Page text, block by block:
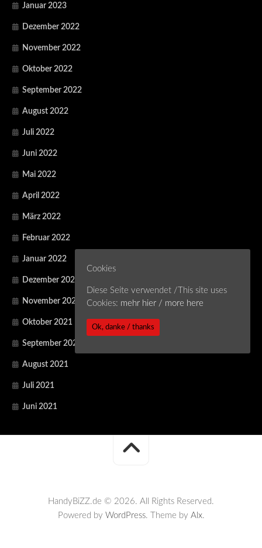
Januar 2023
Dezember 2022
November 2022
Oktober 2022
September 2022
August 2022
Juli 2022
Juni 2022
Mai 2022
April 2022
März 2022
Februar 2022
Januar 2022
Dezember 2021
November 2021
Oktober 2021
September 2021
August 2021
Juli 2021
Juni 2021
HandyBiZZ.de © 2026. All Rights Reserved.
Powered by WordPress. Theme by Alx.
Cookies
Diese Seite verwendet /This site uses
Cookies: mehr hier / more here
Ok, danke / thanks